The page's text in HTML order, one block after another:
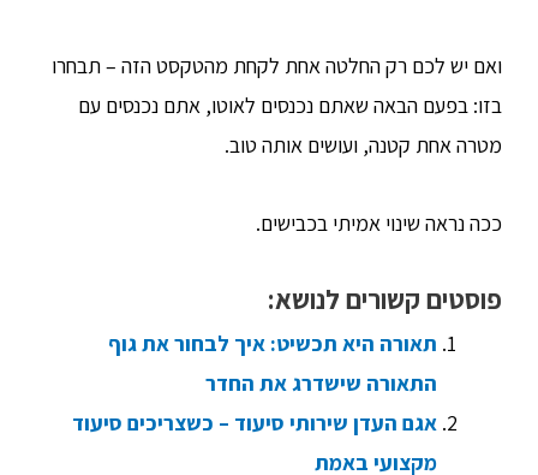
ואם יש לכם רק החלטה אחת לקחת מהטקסט הזה – תבחרו
בזו: בפעם הבאה שאתם נכנסים לאוטו, אתם נכנסים עם
מטרה אחת קטנה, ועושים אותה טוב.
ככה נראה שינוי אמיתי בכבישים.
פוסטים קשורים לנושא:
תאורה היא תכשיט: איך לבחור את גוף
התאורה שישדרג את החדר
אגם העדן שירותי סיעוד – כשצריכים סיעוד
מקצועי באמת